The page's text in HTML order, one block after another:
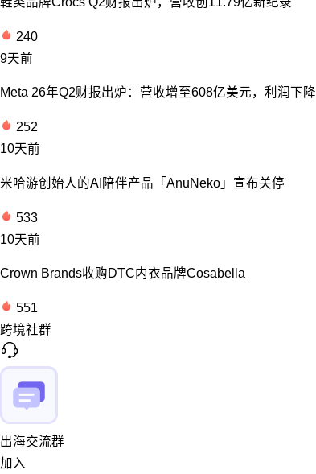
240
9天前
Meta 26年Q2财报出炉：营收增至608亿美元，利润下降
252
10天前
米哈游创始人的AI陪伴产品「AnuNeko」宣布关停
533
10天前
Crown Brands收购DTC内衣品牌Cosabella
551
跨境社群
出海交流群
加入